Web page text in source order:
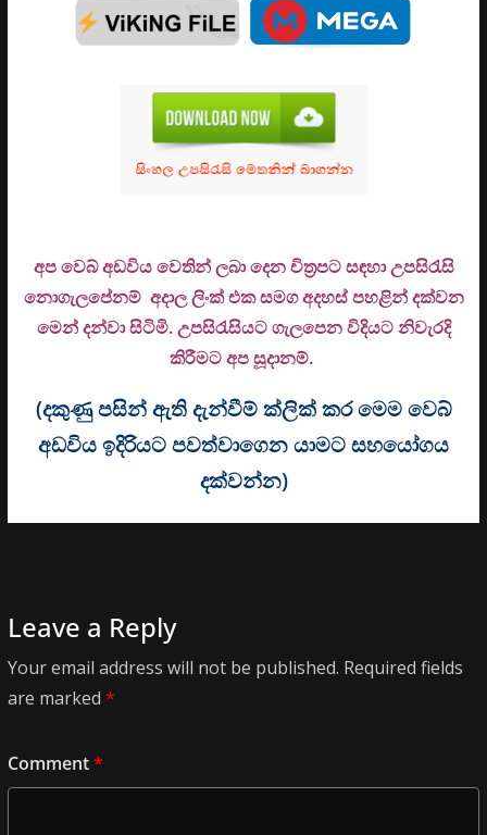
අප වෙබ් අඩවිය වෙතින් ලබා දෙන චිත්‍රපට සඳහා උපසිරැසි
නොගැලපේනම් අදාල ලිංක් එක සමග අදහස් පහළින් දක්වන
මෙන් දන්වා සිටිමි. උපසිරැසියට ගැලපෙන විදියට නිවැරදි
කිරීමට අප සූදානම්.
(දකුණු පසින් ඇති දැන්වීම් ක්ලික් කර මෙම වෙබ්
අඩවිය ඉදිරියට පවත්වාගෙන යාමට සහයෝගය
දක්වන්න)
Leave a Reply
Your email address will not be published. Required fields
are marked *
Comment*